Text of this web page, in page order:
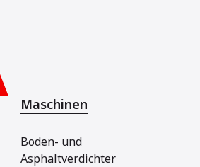
Maschinen
Boden- und
Asphaltverdichter